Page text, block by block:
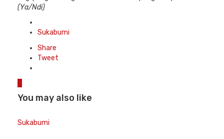
(Ya/Ndi)
in
Sukabumi
Share
Tweet
You may also like
Sukabumi